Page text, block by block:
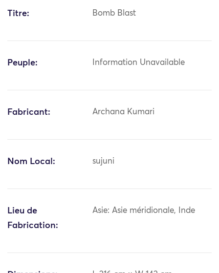
Titre: Bomb Blast
Peuple: Information Unavailable
Fabricant: Archana Kumari
Nom Local: sujuni
Lieu de
Fabrication:
Asie: Asie méridionale, Inde